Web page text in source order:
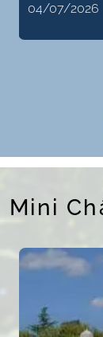
04/07/2026
Mini